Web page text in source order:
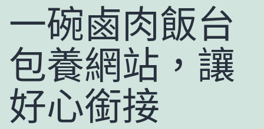
一碗鹵肉飯台
包養網站，讓
好心銜接